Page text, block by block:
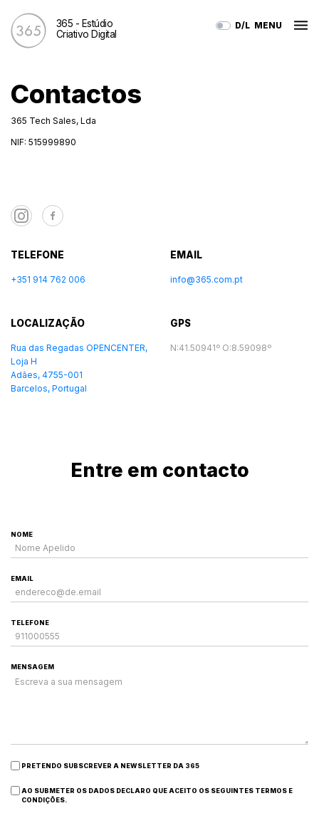
365 - Estúdio
Criativo Digital
D/L MENU
Contactos
365 Tech Sales, Lda
NIF: 515999890
TELEFONE
+351 914 762 006
EMAIL
info@365.com.pt
LOCALIZAÇÃO
Rua das Regadas OPENCENTER,
Loja H
Adães, 4755-001
Barcelos, Portugal
GPS
N:41.50941º O:8.59098º
Entre em contacto
NOME
EMAIL
TELEFONE
MENSAGEM
PRETENDO SUBSCREVER A NEWSLETTER DA 365
AO SUBMETER OS DADOS DECLARO QUE ACEITO OS SEGUINTES TERMOS E
CONDIÇÕES.